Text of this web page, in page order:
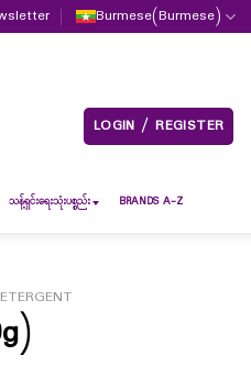
Burmese(Burmese)
LOGIN / REGISTER
သန့်ရှင်းရေးသုံးပစ္စည်း BRANDS A-Z